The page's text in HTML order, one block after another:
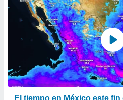
El tiempo en México este